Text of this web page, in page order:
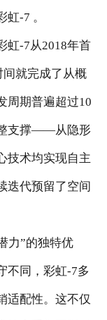
-7 。
-7从2018年首
间就完成了从概
周期普遍超过10
支撑——从隐形
技术均实现自主
迭代预留了空间
”的独特优
不同，彩虹-7多
适配性。这不仅